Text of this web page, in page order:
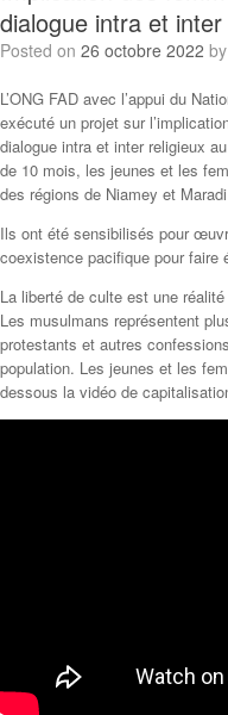
dialogue intra et
Posted on 26 octobre 2022 by
L’ONG FAD avec l’appui du
exécuté un projet sur
dialogue intra et inter religieux
de 10 mois, les jeunes et les
des régions de Niamey et
Ils ont été sensibilisés pour
coexistence pacifique pour faire
La liberté de culte est une
Les musulmans représentent
protestants et autres
population. Les jeunes et les
dessous la vidéo de